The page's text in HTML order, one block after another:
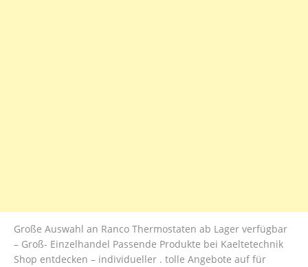
Große Auswahl an Ranco Thermostaten ab Lager verfügbar
– Groß- Einzelhandel Passende Produkte bei Kaeltetechnik
Shop entdecken – individueller . tolle Angebote auf für